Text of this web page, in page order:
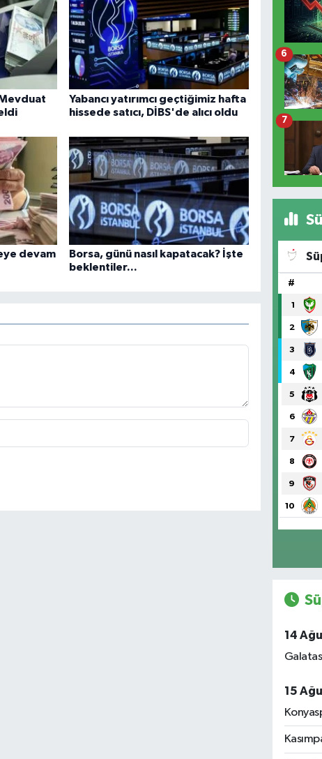
Yabancı yatırımcı geçtiğimiz hafta
hissede satıcı, DİBS'de alıcı oldu
devam
Borsa, günü nasıl kapatacak? İşte
beklentiler...
6
7
#
1
2
3
4
5
6
7
8
9
10
14
15